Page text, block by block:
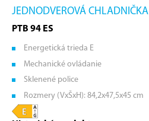
JEDNODVEROVÁ CHLADNIČKA
PTB 94 ES
Energetická trieda E
Mechanické ovládanie
Sklenené police
Rozmery (VxŠxH): 84,2x47,5x45 cm